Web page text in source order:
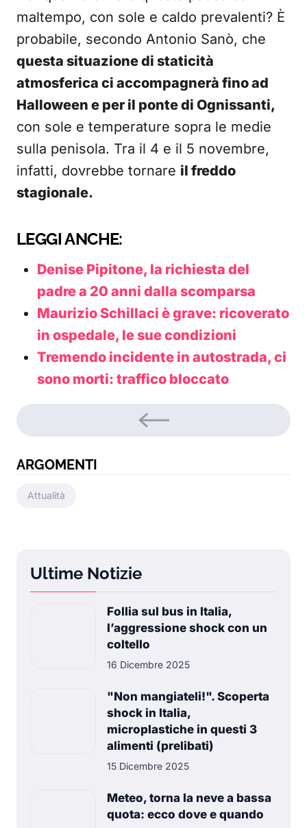
maltempo, con sole e caldo prevalenti? È
probabile, secondo Antonio Sanò, che
questa situazione di staticità
atmosferica ci accompagnerà fino ad
Halloween e per il ponte di Ognissanti,
con sole e temperature sopra le medie
sulla penisola. Tra il 4 e il 5 novembre,
infatti, dovrebbe tornare il freddo
stagionale.
LEGGI ANCHE:
Denise Pipitone, la richiesta del
padre a 20 anni dalla scomparsa
Maurizio Schillaci è grave: ricoverato
in ospedale, le sue condizioni
Tremendo incidente in autostrada, ci
sono morti: traffico bloccato
ARGOMENTI
Attualità
Ultime Notizie
Follia sul bus in Italia,
l’aggressione shock con un
coltello
16 Dicembre 2025
"Non mangiateli!". Scoperta
shock in Italia,
microplastiche in questi 3
alimenti (prelibati)
15 Dicembre 2025
Meteo, torna la neve a bassa
quota: ecco dove e quando